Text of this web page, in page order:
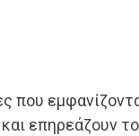
που
επηρεάζουν